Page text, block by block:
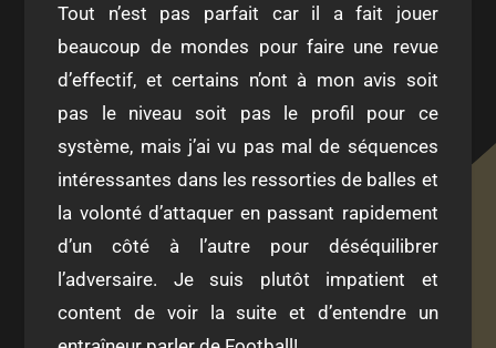
Tout n’est pas parfait car il a fait jouer
beaucoup de mondes pour faire une revue
d’effectif, et certains n’ont à mon avis soit
pas le niveau soit pas le profil pour ce
système, mais j’ai vu pas mal de séquences
intéressantes dans les ressorties de balles et
la volonté d’attaquer en passant rapidement
d’un côté à l’autre pour déséquilibrer
l’adversaire. Je suis plutôt impatient et
content de voir la suite et d’entendre un